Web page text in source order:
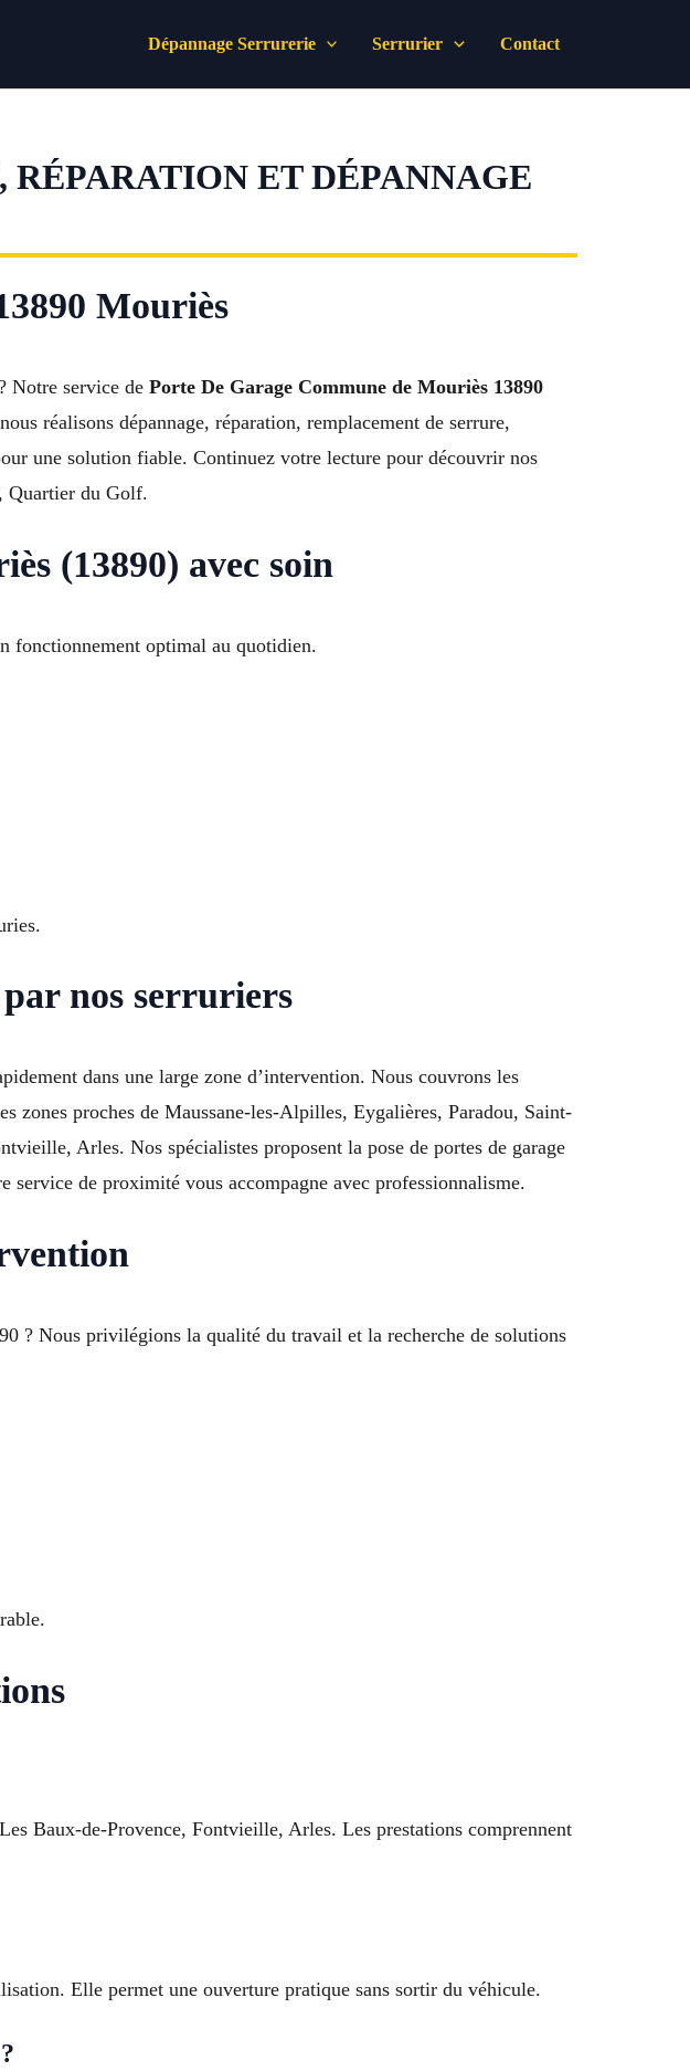
Dépannage Serrurerie Serrurier Contact
ET DÉPANNAGE
Mouriès
Notre service de Porte De Garage Commune de Mouriès 13890
réalisons dépannage, réparation, remplacement de serrure,
une solution fiable. Continuez votre lecture pour découvrir nos
Quartier du Golf.
(13890) avec soin
fonctionnement optimal au quotidien.
nos serruriers
dans une large zone d’intervention. Nous couvrons les
proches de Maussane-les-Alpilles, Eygalières, Paradou, Saint-
Arles. Nos spécialistes proposent la pose de portes de garage
service de proximité vous accompagne avec professionnalisme.
? Nous privilégions la qualité du travail et la recherche de solutions
Baux-de-Provence, Fontvieille, Arles. Les prestations comprennent
Elle permet une ouverture pratique sans sortir du véhicule.